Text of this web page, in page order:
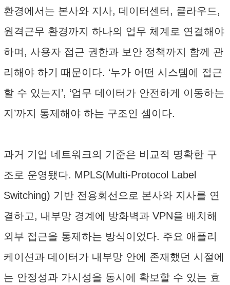
환경에서는 본사와 지사, 데이터센터, 클라우드,
원격근무 환경까지 하나의 업무 체계로 연결해야
하며, 사용자 접근 권한과 보안 정책까지 함께 관
리해야 하기 때문이다. ‘누가 어떤 시스템에 접근
할 수 있는지’, ‘업무 데이터가 안전하게 이동하는
지’까지 통제해야 하는 구조인 셈이다.
과거 기업 네트워크의 기준은 비교적 명확한 구
조로 운영됐다. MPLS(Multi-Protocol Label
Switching) 기반 전용회선으로 본사와 지사를 연
결하고, 내부망 경계에 방화벽과 VPN을 배치해
외부 접근을 통제하는 방식이었다. 주요 애플리
케이션과 데이터가 내부망 안에 존재했던 시절에
는 안정성과 가시성을 동시에 확보할 수 있는 효